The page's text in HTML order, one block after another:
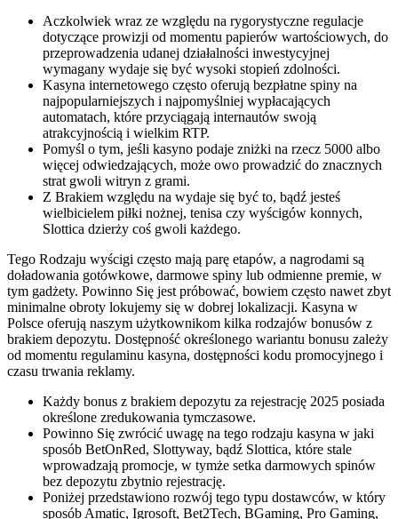
Aczkolwiek wraz ze względu na rygorystyczne regulacje
dotyczące prowizji od momentu papierów wartościowych, do
przeprowadzenia udanej działalności inwestycyjnej
wymagany wydaje się być wysoki stopień zdolności.
Kasyna internetowego często oferują bezpłatne spiny na
najpopularniejszych i najpomyślniej wypłacających
automatach, które przyciągają internautów swoją
atrakcyjnością i wielkim RTP.
Pomyśl o tym, jeśli kasyno podaje zniżki na rzecz 5000 albo
więcej odwiedzających, może owo prowadzić do znacznych
strat gwoli witryn z grami.
Z Brakiem względu na wydaje się być to, bądź jesteś
wielbicielem piłki nożnej, tenisa czy wyścigów konnych,
Slottica dzierży coś gwoli każdego.
Tego Rodzaju wyścigi często mają parę etapów, a nagrodami są
doładowania gotówkowe, darmowe spiny lub odmienne premie, w
tym gadżety. Powinno Się jest próbować, bowiem często nawet zbyt
minimalne obroty lokujemy się w dobrej lokalizacji. Kasyna w
Polsce oferują naszym użytkownikom kilka rodzajów bonusów z
brakiem depozytu. Dostępność określonego wariantu bonusu zależy
od momentu regulaminu kasyna, dostępności kodu promocyjnego i
czasu trwania reklamy.
Każdy bonus z brakiem depozytu za rejestrację 2025 posiada
określone zredukowania tymczasowe.
Powinno Się zwrócić uwagę na tego rodzaju kasyna w jaki
sposób BetOnRed, Slottyway, bądź Slottica, które stale
wprowadzają promocje, w tymże setka darmowych spinów
bez depozytu zbytnio rejestrację.
Poniżej przedstawiono rozwój tego typu dostawców, w który
sposób Amatic, Igrosoft, Bet2Tech, BGaming, Pro Gaming,